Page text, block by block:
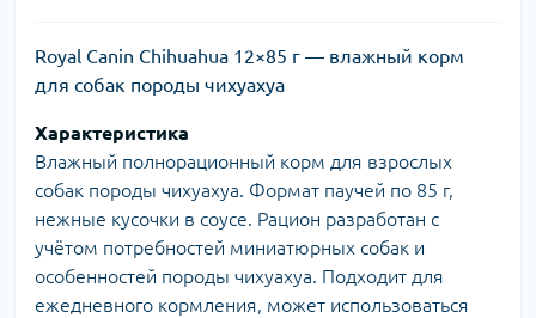
Royal Canin Chihuahua 12×85 г — влажный корм
для собак породы чихуахуа
Характеристика
Влажный полнорационный корм для взрослых
собак породы чихуахуа. Формат паучей по 85 г,
нежные кусочки в соусе. Рацион разработан с
учётом потребностей миниатюрных собак и
особенностей породы чихуахуа. Подходит для
ежедневного кормления, может использоваться